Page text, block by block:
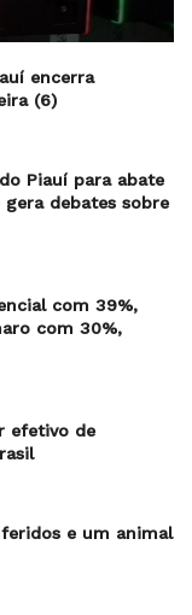
encerra
(6)
Piauí para abate
debates sobre
com 39%,
com 30%,
efetivo de
e um animal